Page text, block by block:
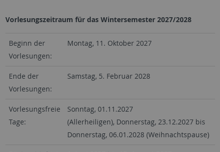
Vorlesungszeitraum für das Wintersemester 2027/2028
Beginn der
Vorlesungen:
Montag, 11. Oktober 2027
Ende der
Vorlesungen:
Samstag, 5. Februar 2028
Vorlesungsfreie
Tage:
Sonntag, 01.11.2027
(Allerheiligen), Donnerstag, 23.12.2027 bis
Donnerstag, 06.01.2028 (Weihnachtspause)